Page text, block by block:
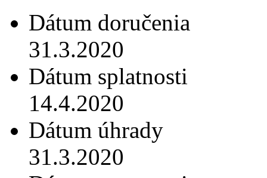
Dátum doručenia
31.3.2020
Dátum splatnosti
14.4.2020
Dátum úhrady
31.3.2020